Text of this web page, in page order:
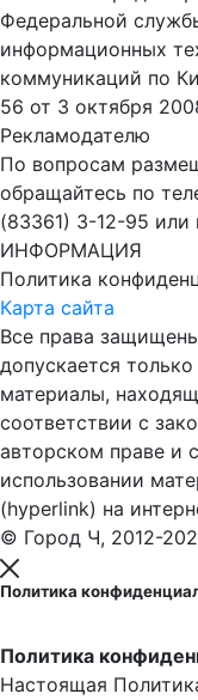
Федеральной
информационных
коммуникаций по
56 от 3 октября
Рекламодателю
По вопросам
обращайтесь по
(83361) 3-12-95 или
ИНФОРМАЦИЯ
Политика
Карта сайта
Все права
допускается
материалы,
соответствии с
авторском праве и
использовании
(hyperlink) на
© Город Ч, 2012-
Политика
Политика
Настоящая